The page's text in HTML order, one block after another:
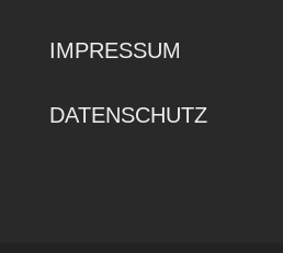
IMPRESSUM
DATENSCHUTZ